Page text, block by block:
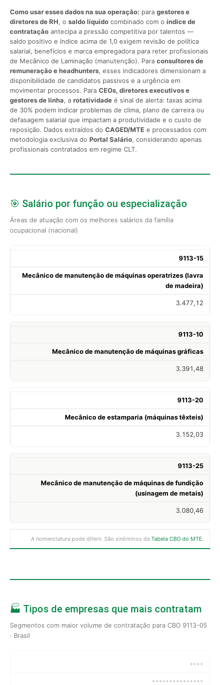
Como usar esses dados na sua operação: para gestores e
diretores de RH, o saldo líquido combinado com o índice de
contratação antecipa a pressão competitiva por talentos —
saldo positivo e índice acima de 1,0 exigem revisão de política
salarial, benefícios e marca empregadora para reter profissionais
de Mecânico de Laminação (manutenção). Para consultores de
remuneração e headhunters, esses indicadores dimensionam a
disponibilidade de candidatos passivos e a urgência em
movimentar processos. Para CEOs, diretores executivos e
gestores de linha, a rotatividade é sinal de alerta: taxas acima
de 30% podem indicar problemas de clima, plano de carreira ou
defasagem salarial que impactam a produtividade e o custo de
reposição. Dados extraídos do CAGED/MTE e processados com
metodologia exclusiva do Portal Salário, considerando apenas
profissionais contratados em regime CLT.
🎯 Salário por função ou especialização
Áreas de atuação com os melhores salários da família
ocupacional (nacional)
9113-15
Mecânico de manutenção de máquinas operatrizes (lavra
de madeira)
3.477,12
9113-10
Mecânico de manutenção de máquinas gráficas
3.391,48
9113-20
Mecânico de estamparia (máquinas têxteis)
3.152,03
9113-25
Mecânico de manutenção de máquinas de fundição
(usinagem de metais)
3.080,46
A nomenclatura pode diferir. São sinônimos da Tabela CBO do MTE.
🏭 Tipos de empresas que mais contratam
Segmentos com maior volume de contratação para CBO 9113-05
· Brasil
••••
•••••••••••••••